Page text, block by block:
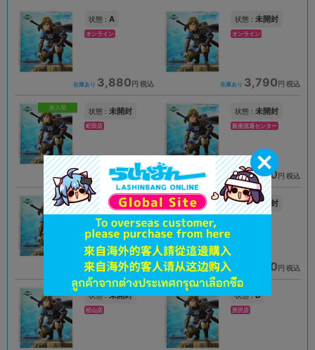
状態 : A
オンライン
在庫あり 3,880円 税込
状態 : 未開封
オンライン
在庫あり 3,790円 税込
新入荷 状態 : 未開封
町田店
在庫あり 2,790 円 税込
状態 : 未開封
新座流通センター
在庫あり 3,990円 税込
状態 :未開封
イオンモール新利府店
在庫あり 3,390円 税込
状態 :未開封
在庫あり 3,890円 税込
状態 :未開封
松山店
状態 :B
所沢店